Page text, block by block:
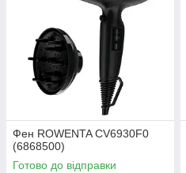
Фен ROWENTA CV6930F0
(6868500)
Готово до відправки